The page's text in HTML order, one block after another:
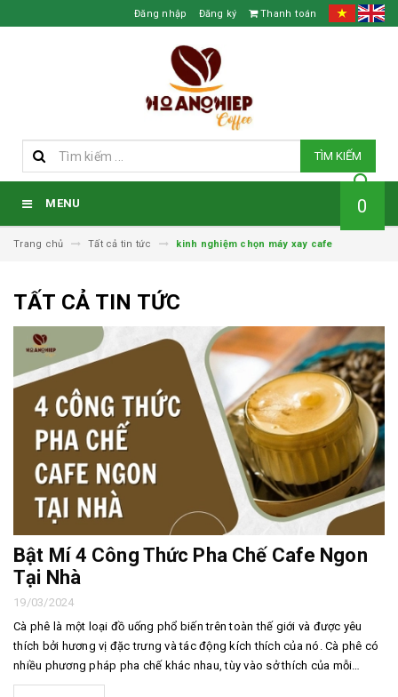
Đăng nhập Đăng ký Thanh toán
TÌM KIẾM
MENU 0
Trang chủ Tất cả tin tức kinh nghiệm chọn máy xay cafe
TẤT CẢ TIN TỨC
Bật Mí 4 Công Thức Pha Chế Cafe Ngon
Tại Nhà
19/03/2024
Cà phê là một loại đồ uống phổ biến trên toàn thế giới và được yêu
thích bởi hương vị đặc trưng và tác động kích thích của nó. Cà phê có
nhiều phương pháp pha chế khác nhau, tùy vào sở thích của mỗi
người. Vậy những công thức pha chế cafe ngon tại nhà là gì? Hôm